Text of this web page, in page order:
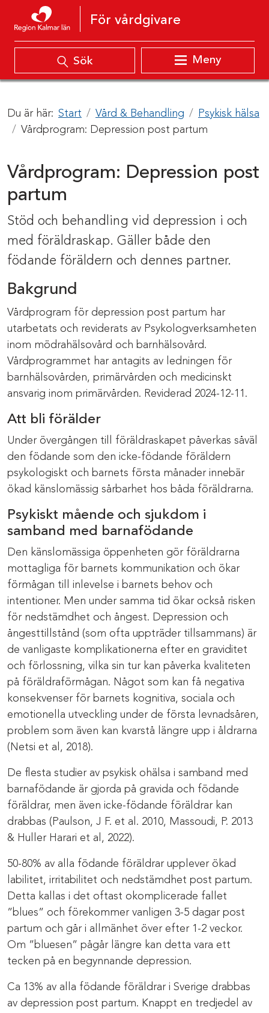
Hoppa till innehåll
För vårdgivare
Sök Meny
Du är här: Start Vård & Behandling
Psykisk hälsa
Vårdprogram: Depression post partum
Vårdprogram: Depression post
partum
Stöd och behandling vid depression i och
med föräldraskap. Gäller både den
födande föräldern och dennes partner.
Bakgrund
Vårdprogram för depression post partum har
utarbetats och reviderats av Psykologverksamheten
inom mödrahälsovård och barnhälsovård.
Vårdprogrammet har antagits av ledningen för
barnhälsovården, primärvården och medicinskt
ansvarig inom primärvården. Reviderad 2024-12-11.
Att bli förälder
Under övergången till föräldraskapet påverkas såväl
den födande som den icke-födande föräldern
psykologiskt och barnets första månader innebär
ökad känslomässig sårbarhet hos båda föräldrarna.
Psykiskt mående och sjukdom i
samband med barnafödande
Den känslomässiga öppenheten gör föräldrarna
mottagliga för barnets kommunikation och ökar
förmågan till inlevelse i barnets behov och
intentioner. Men under samma tid ökar också risken
för nedstämdhet och ångest. Depression och
ångesttillstånd (som ofta uppträder tillsammans) är
de vanligaste komplikationerna efter en graviditet
och förlossning, vilka sin tur kan påverka kvaliteten
på föräldraförmågan. Något som kan få negativa
konsekvenser för barnets kognitiva, sociala och
emotionella utveckling under de första levnadsåren,
problem som även kan kvarstå längre upp i åldrarna
(Netsi et al, 2018).
De flesta studier av psykisk ohälsa i samband med
barnafödande är gjorda på gravida och födande
föräldrar, men även icke-födande föräldrar kan
drabbas (Paulson, J F. et al. 2010, Massoudi, P. 2013
& Huller Harari et al, 2022).
50-80% av alla födande föräldrar upplever ökad
labilitet, irritabilitet och nedstämdhet post partum.
Detta kallas i det oftast okomplicerade fallet
”blues” och förekommer vanligen 3-5 dagar post
partum och går i allmänhet över efter 1-2 veckor.
Om ”bluesen” pågår längre kan detta vara ett
tecken på en begynnande depression.
Ca 13% av alla födande föräldrar i Sverige drabbas
av depression post partum. Knappt en tredjedel av